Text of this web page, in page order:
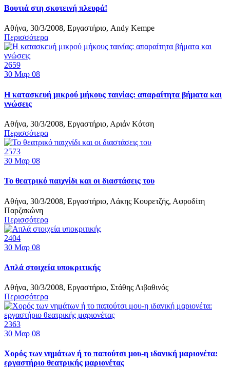
Βουτιά στη σκοτεινή πλευρά!
Αθήνα, 30/3/2008, Εργαστήριο, Andy Kempe
Περισσότερα
2659
30 Μαρ 08
Η κατασκευή μικρού μήκους ταινίας: απαραίτητα βήματα και
γνώσεις
Αθήνα, 30/3/2008, Εργαστήριο, Αριάν Κότση
Περισσότερα
2573
30 Μαρ 08
Το θεατρικό παιχνίδι και οι διαστάσεις του
Αθήνα, 30/3/2008, Εργαστήριο, Λάκης Κουρετζής, Αφροδίτη
Παρζακώνη
Περισσότερα
2404
30 Μαρ 08
Απλά στοιχεία υποκριτικής
Αθήνα, 30/3/2008, Εργαστήριο, Στάθης Λιβαθινός
Περισσότερα
2363
30 Μαρ 08
Χορός των νημάτων ή τo παπούτσι μου-η ιδανική μαριονέτα:
εργαστήριο θεατρικής μαριονέτας